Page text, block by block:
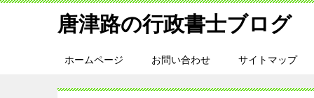
唐津路の行政書士ブログ
ホームページ お問い合わせ サイトマップ